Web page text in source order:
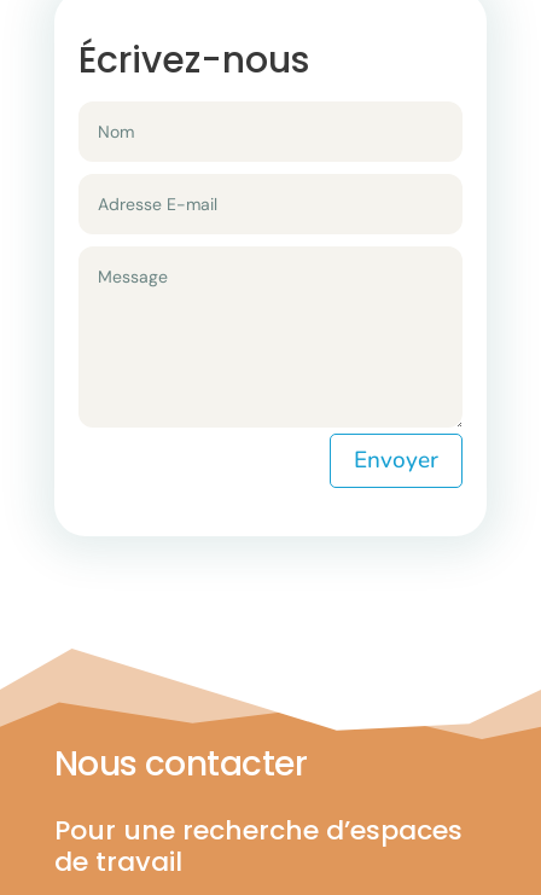
Écrivez-nous
Envoyer
Nous contacter
Pour une recherche d’espaces
de travail